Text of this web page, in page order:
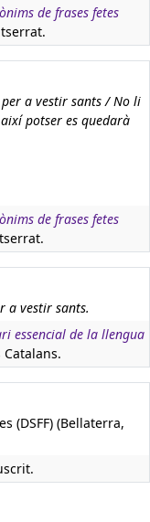
de frases fetes
a vestir sants / No li
potser es quedarà
de frases fetes
a vestir sants.
essencial de la llengua
(DSFF) (Bellaterra,